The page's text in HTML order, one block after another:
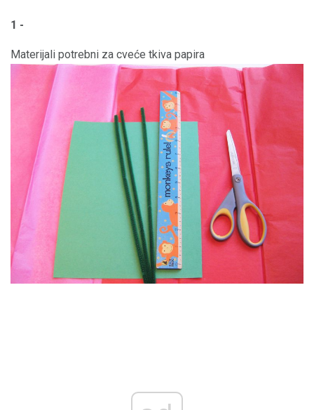
1 -
Materijali potrebni za cveće tkiva papira